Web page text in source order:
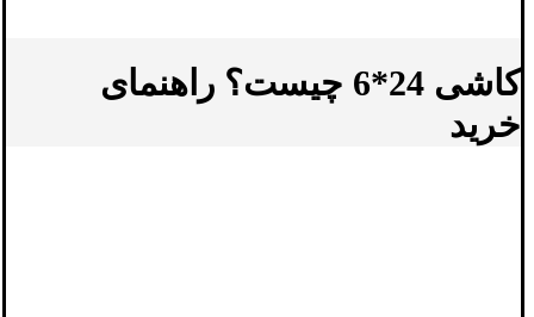
کاشی 24*6 چیست؟ راهنمای
خرید